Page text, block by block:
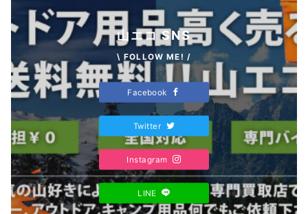
山エコ SNS
\ FOLLOW ME! /
Facebook
Twitter
Instagram
LINE